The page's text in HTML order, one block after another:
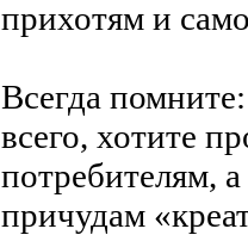
прихотям и
Всегда
всего, хотите
потребителям, а
причудам «